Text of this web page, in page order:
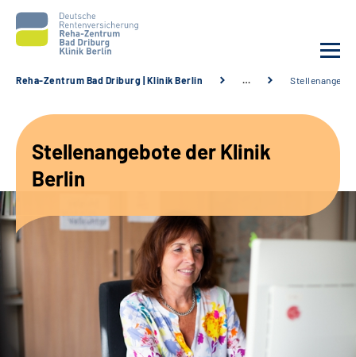
Unsere Angebote
Karriere
Leichte Sprache
Reha-Zentrum Bad Driburg | Klinik Berlin …
Stellenangebote der Klinik
Berlin